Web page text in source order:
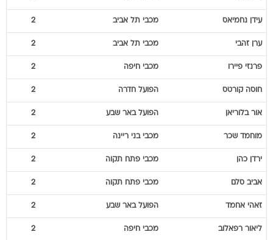
עידן נחמיאס מכבי תל אביב 2
ערן זהבי מכבי תל אביב 2
פרנזי פיירו מכבי חיפה 2
חוסה קורטס הפועל חדרה 2
אור בלוריאן הפועל באר שבע 2
מוחמד שכר מכבי בני ריינה 2
ירדן כהן מכבי פתח תקוה 2
אביב סלם מכבי פתח תקוה 2
זאהי אחמד הפועל באר שבע 2
ליאור רפאלוב מכבי חיפה 2